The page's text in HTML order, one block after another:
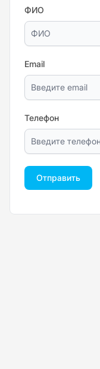
ФИО
Email
Телефон
Отправить